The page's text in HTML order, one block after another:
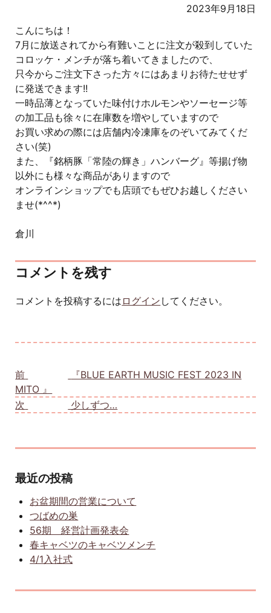
2023年9月18日
こんにちは！
7月に放送されてから有難いことに注文が殺到していた
コロッケ・メンチが落ち着いてきましたので、
只今からご注文下さった方々にはあまりお待たせせず
に発送できます!!
一時品薄となっていた味付けホルモンやソーセージ等
の加工品も徐々に在庫数を増やしていますので
お買い求めの際には店舗内冷凍庫をのぞいてみてくだ
さい(笑)
また、『銘柄豚「常陸の輝き」ハンバーグ』等揚げ物
以外にも様々な商品がありますので
オンラインショップでも店頭でもぜひお越しください
ませ(*^^*)
倉川
コメントを残す
コメントを投稿するには ログイン してください。
前
『BLUE EARTH MUSIC FEST 2023 IN
MITO 』
次
少しずつ…
最近の投稿
お盆期間の営業について
つばめの巣
56期 経営計画発表会
春キャベツのキャベツメンチ
4/1入社式